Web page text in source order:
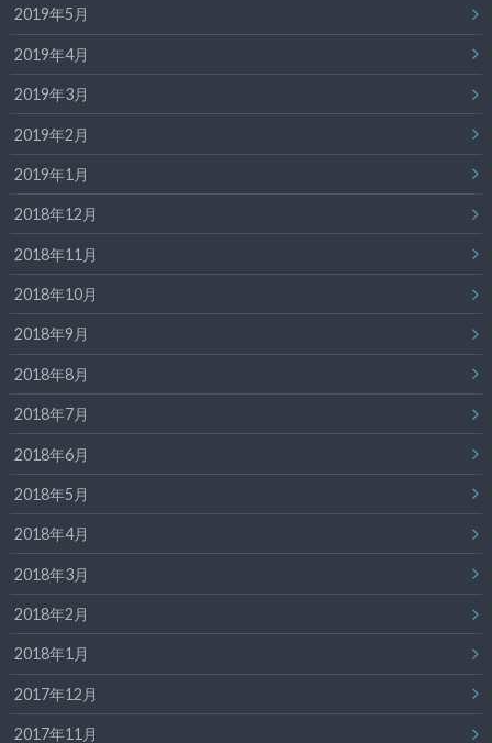
2019年5月
2019年4月
2019年3月
2019年2月
2019年1月
2018年12月
2018年11月
2018年10月
2018年9月
2018年8月
2018年7月
2018年6月
2018年5月
2018年4月
2018年3月
2018年2月
2018年1月
2017年12月
2017年11月